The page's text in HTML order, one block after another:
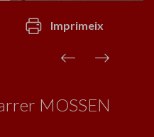
Imprimeix
MOSSEN